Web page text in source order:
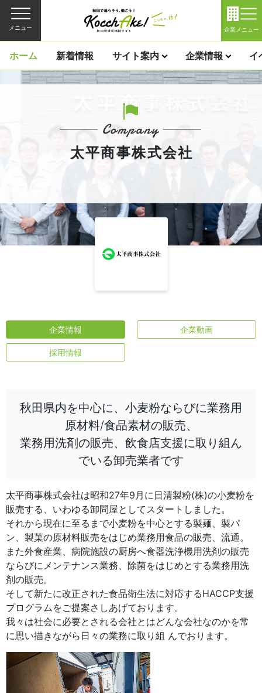
メニュー 企業メニュー
ホーム 新着情報 サイト案内 企業情報 イ
太平商事株式会社
企業情報 企業動画
採用情報
秋田県内を中心に、小麦粉ならびに業務用
原材料/食品素材の販売、
業務用洗剤の販売、飲食店支援に取り組ん
でいる卸売業者です
太平商事株式会社は昭和27年9月に日清製粉(株)の小麦粉を
販売する、いわゆる卸問屋としてスタートしました。
それから現在に至るまで小麦粉を中心とする製麺、製パ
ン、製菓の原材料販売をはじめ業務用食品の販売、流通。
また外食産業、病院施設の厨房へ食器洗浄機用洗剤の販売
ならびにメンテナンス業務、除菌をはじめとする業務用洗
剤の販売。
そして新たに改正された食品衛生法に対応するHACCP支援
プログラムをご提案さしあげております。
我々は社会に必要とされる会社とはどんな会社なのかを常
に思い描きながら日々の業務に取り組 んでおります。